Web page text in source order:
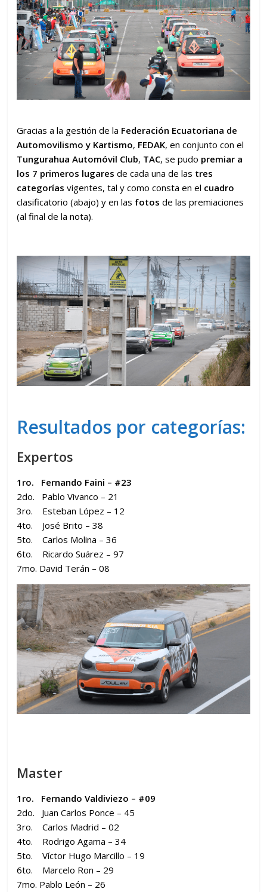
Gracias a la gestión de la Federación Ecuatoriana de
Automovilismo y Kartismo, FEDAK, en conjunto con el
Tungurahua Automóvil Club, TAC, se pudo premiar a
los 7 primeros lugares de cada una de las tres
categorías vigentes, tal y como consta en el cuadro
clasificatorio (abajo) y en las fotos de las premiaciones
(al final de la nota).
Resultados por categorías:
Expertos
1ro. Fernando Faini – #23
2do. Pablo Vivanco – 21
3ro. Esteban López – 12
4to. José Brito – 38
5to. Carlos Molina – 36
6to. Ricardo Suárez – 97
7mo. David Terán – 08
Master
1ro. Fernando Valdiviezo – #09
2do. Juan Carlos Ponce – 45
3ro. Carlos Madrid – 02
4to. Rodrigo Agama – 34
5to. Víctor Hugo Marcillo – 19
6to. Marcelo Ron – 29
7mo. Pablo León – 26